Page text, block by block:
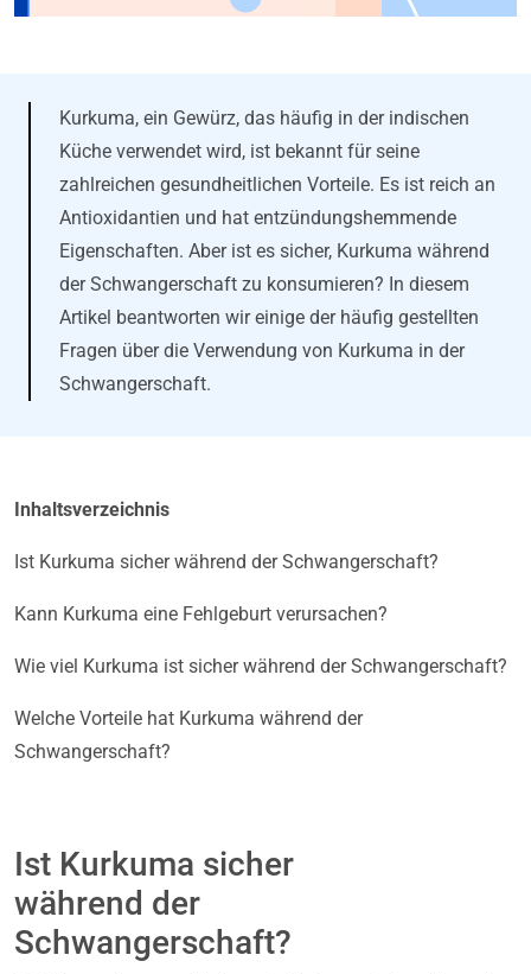
Kurkuma, ein Gewürz, das häufig in der indischen
Küche verwendet wird, ist bekannt für seine
zahlreichen gesundheitlichen Vorteile. Es ist reich an
Antioxidantien und hat entzündungshemmende
Eigenschaften. Aber ist es sicher, Kurkuma während
der Schwangerschaft zu konsumieren? In diesem
Artikel beantworten wir einige der häufig gestellten
Fragen über die Verwendung von Kurkuma in der
Schwangerschaft.
Inhaltsverzeichnis
Ist Kurkuma sicher während der Schwangerschaft?
Kann Kurkuma eine Fehlgeburt verursachen?
Wie viel Kurkuma ist sicher während der Schwangerschaft?
Welche Vorteile hat Kurkuma während der
Schwangerschaft?
Ist Kurkuma sicher
während der
Schwangerschaft?